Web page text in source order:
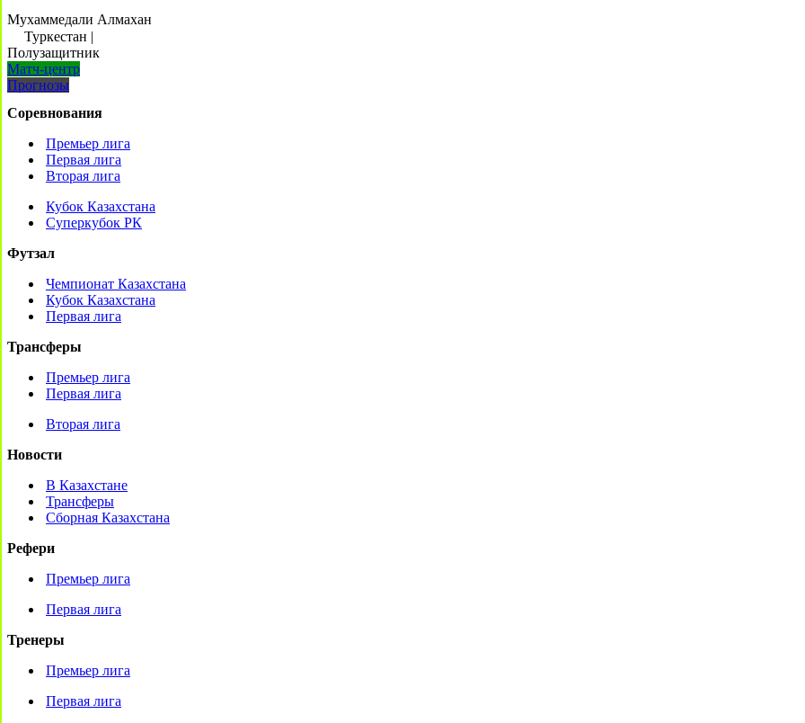
Мухаммедали Алмахан
Туркестан |
Полузащитник
Матч-центр
Прогнозы
Соревнования
Премьер лига
Первая лига
Вторая лига
Кубок Казахстана
Суперкубок РК
Футзал
Чемпионат Казахстана
Кубок Казахстана
Первая лига
Трансферы
Премьер лига
Первая лига
Вторая лига
Новости
В Казахстане
Трансферы
Сборная Казахстана
Рефери
Премьер лига
Первая лига
Тренеры
Премьер лига
Первая лига